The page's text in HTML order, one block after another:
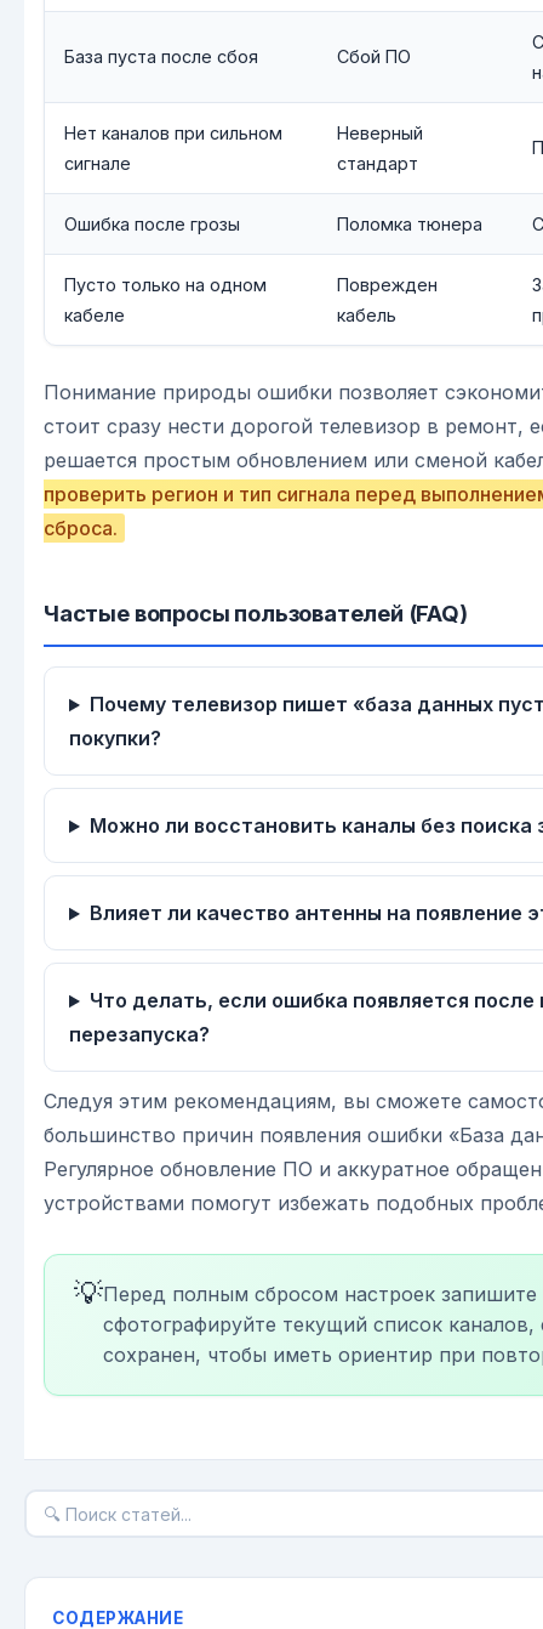
База пуста после сбоя Сбой ПО
Нет каналов при сильном
сигнале
Неверный
стандарт
Ошибка после грозы Поломка тюнера
Пусто только на одном
кабеле
Поврежден
кабель
Понимание природы ошибки позволяет
стоит сразу нести дорогой телевизор в ремонт,
решается простым обновлением или сменой
проверить регион и тип сигнала перед
сброса.
Частые вопросы пользователей (FAQ)
Почему телевизор пишет «база данных
покупки?
Можно ли восстановить каналы без поиска
Влияет ли качество антенны на появление
Что делать, если ошибка появляется
перезапуска?
Следуя этим рекомендациям, вы сможете
большинство причин появления ошибки «База
Регулярное обновление ПО и аккуратное
устройствами помогут избежать подобных
💡Перед полным сбросом настроек запишите
сфотографируйте текущий список каналов,
сохранен, чтобы иметь ориентир при
СОДЕРЖАНИЕ